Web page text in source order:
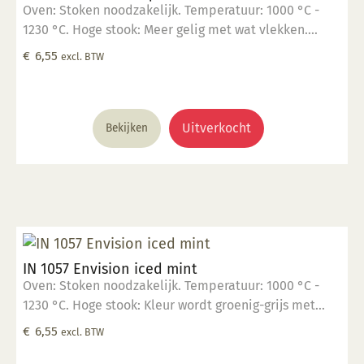
Oven: Stoken noodzakelijk. Temperatuur: 1000 °C -
1230 °C. Hoge stook: Meer gelig met wat vlekken.
Glanzend, semi-opaak. Kleur: Transparant tot opaak.
transparante glazuur. Giftig: Nee. Hoe te gebruiken: 1.
Breng aan op een 1060 °C biscuit gebakken scherf. 2.
Stook op 1000 °C. 3. Voor transparant glazuur gebruik,
€ 6,55 excl. BTW
Bekijken Uitverkocht
IN 1057 Envision iced mint
Oven: Stoken noodzakelijk. Temperatuur: 1000 °C -
1230 °C. Hoge stook: Kleur wordt groenig-grijs met
vlekken waar het dik is aangebracht. Glanzend,
€ 6,55 excl. BTW